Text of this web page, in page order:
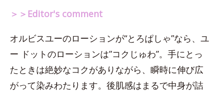
＞＞Editor's comment
オルビスユーのローションが“とろぱしゃ”なら、ユ
ー ドットのローションは”コクじゅわ”。手にとっ
たときは絶妙なコクがありながら、瞬時に伸び広
がって染みわたります。後肌感はまるで中身が詰